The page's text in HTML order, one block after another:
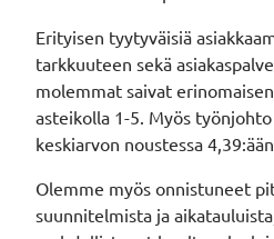
Erityisen tyytyväisiä
tarkkuuteen sekä
molemmat saivat
asteikolla 1-5. Myös
keskiarvon noustessa
Olemme myös onnistuneet
suunnitelmista ja